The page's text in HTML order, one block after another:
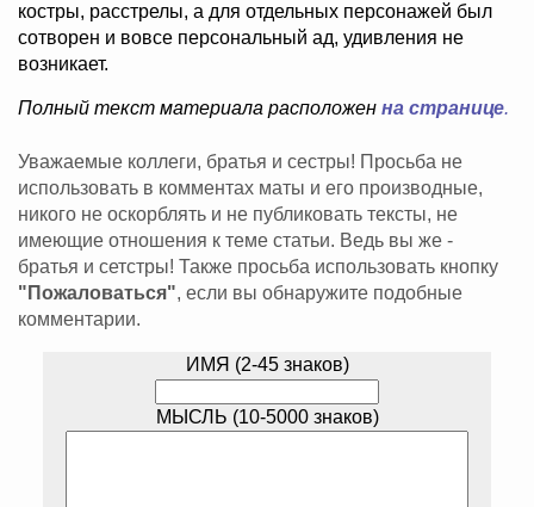
костры, расстрелы, а для отдельных персонажей был
сотворен и вовсе персональный ад, удивления не
возникает.
Полный текст материала расположен на странице.
Уважаемые коллеги, братья и сестры! Просьба не
использовать в комментах маты и его производные,
никого не оскорблять и не публиковать тексты, не
имеющие отношения к теме статьи. Ведь вы же -
братья и сетстры! Также просьба использовать кнопку
"Пожаловаться", если вы обнаружите подобные
комментарии.
ИМЯ (2-45 знаков)
МЫСЛЬ (10-5000 знаков)